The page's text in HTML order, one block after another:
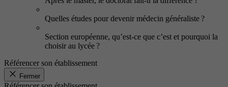
Quelles études pour devenir médecin généraliste ?
Section européenne, qu’est-ce que c’est et pourquoi la
choisir au lycée ?
Référencer son établissement
Fermer